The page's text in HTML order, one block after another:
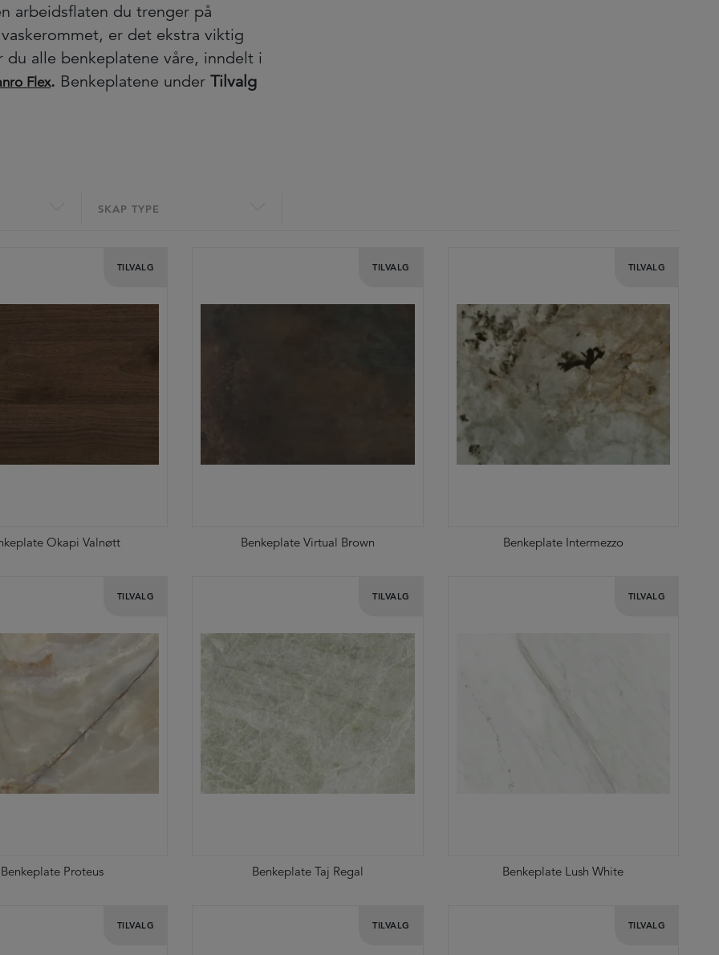
arbeidsflaten du trenger på
er det ekstra viktig
alle benkeplatene våre, inndelt i
Flex. Benkeplatene under Tilvalg
SKAP TYPE
TILVALG
Okapi Valnøtt
TILVALG
Benkeplate Virtual Brown
TILVALG
Benkeplate Intermezzo
TILVALG
Benkeplate Proteus
TILVALG
Benkeplate Taj Regal
TILVALG
Benkeplate Lush White
TILVALG TILVALG TILVALG